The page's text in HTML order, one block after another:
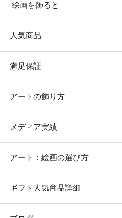
絵画を飾ると
人気商品
満足保証
アートの飾り方
メディア実績
アート：絵画の選び方
ギフト人気商品詳細